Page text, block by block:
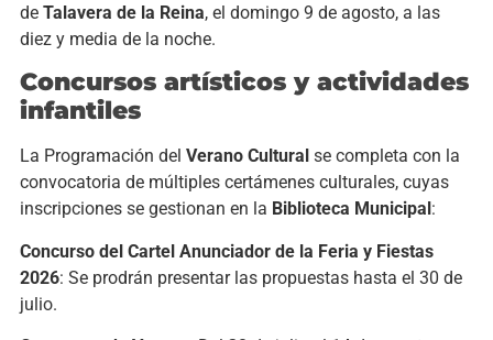
de Talavera de la Reina, el domingo 9 de agosto, a las
diez y media de la noche.
Concursos artísticos y actividades
infantiles
La Programación del Verano Cultural se completa con la
convocatoria de múltiples certámenes culturales, cuyas
inscripciones se gestionan en la Biblioteca Municipal :
Concurso del Cartel Anunciador de la Feria y Fiestas
2026: Se prodrán presentar las propuestas hasta el 30 de
julio.